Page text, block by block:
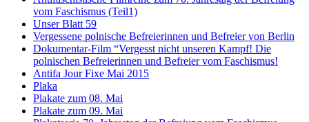
vom Faschismus (Teil1)
Unser Blatt 59
Vergessene polnische Befreierinnen und Befreier von Berlin
Dokumentar-Film “Vergesst nicht unseren Kampf! Die
polnischen Befreierinnen und Befreier vom Faschismus!
Antifa Jour Fixe Mai 2015
Plaka
Plakate zum 08. Mai
Plakate zum 09. Mai